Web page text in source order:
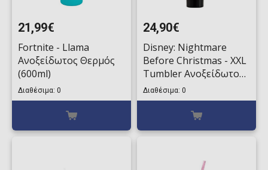
21,99€
Fortnite - Llama
Ανοξείδωτος Θερμός
(600ml)
Διαθέσιμα: 0
24,90€
Disney: Nightmare
Before Christmas - XXL
Tumbler Ανοξείδωτος
Θερμός (1130ml)
Διαθέσιμα: 0